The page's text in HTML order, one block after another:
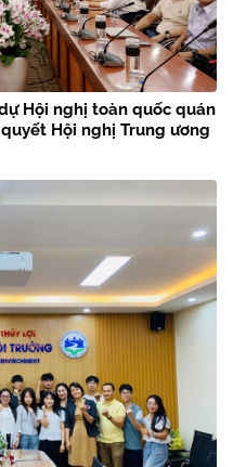
Hội nghị toàn quốc quán
Hội nghị Trung ương